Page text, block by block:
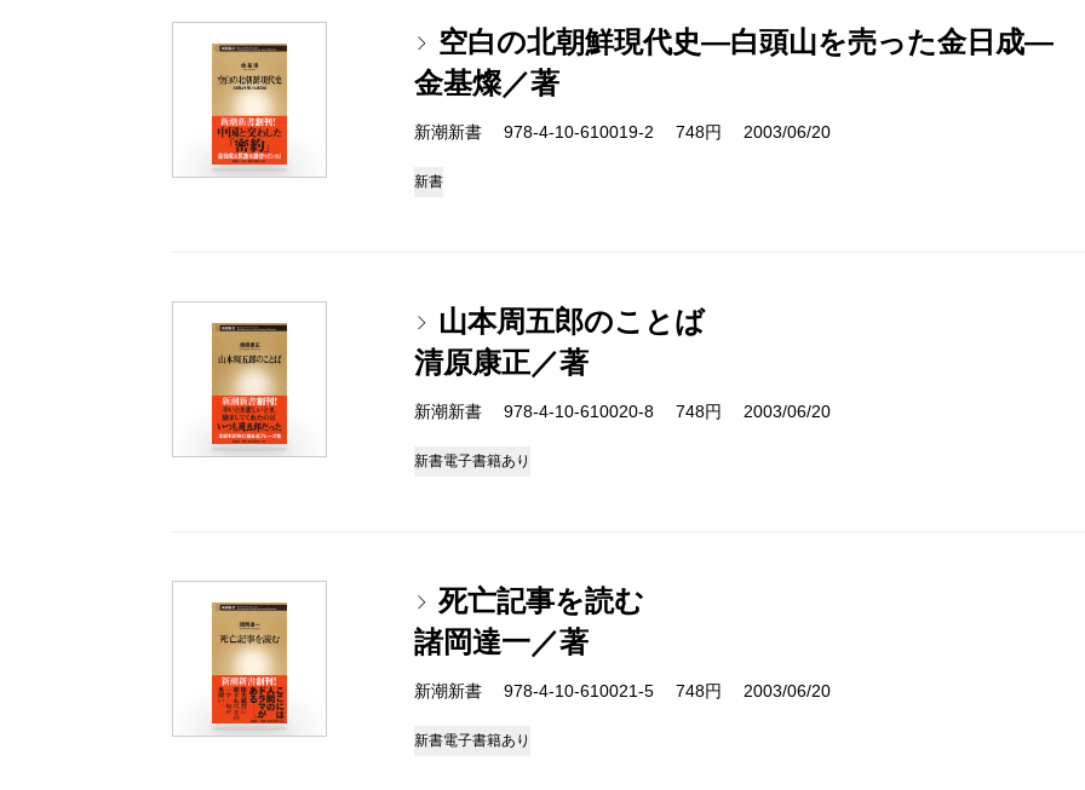
空白の北朝鮮現代史―白頭山を売った金日成―
金基燦／著
新潮新書 978-4-10-610019-2 748円 2003/06/20
新書
山本周五郎のことば
清原康正／著
新潮新書 978-4-10-610020-8 748円 2003/06/20
新書電子書籍あり
死亡記事を読む
諸岡達一／著
新潮新書 978-4-10-610021-5 748円 2003/06/20
新書電子書籍あり